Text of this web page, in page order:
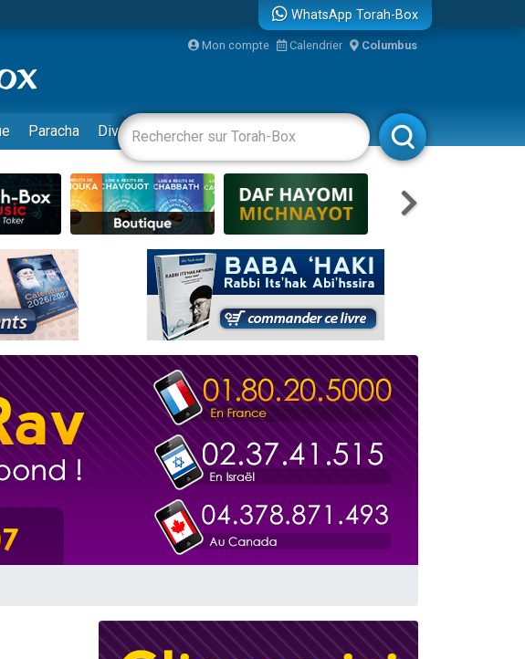
victime de violences...
Pour les Enfants
Orphelins
WhatsApp Torah-Box
Mon compte Calendrier Columbus
Paracha Divertissements Livres Rabbanim